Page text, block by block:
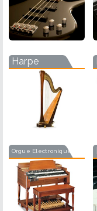
Harpe
Orgue Electronique